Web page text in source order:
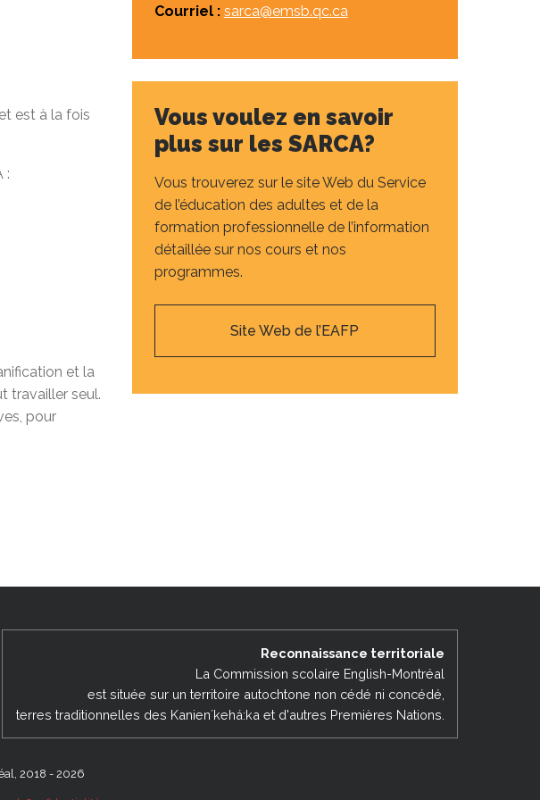
est à la fois
:
et la
travailler seul.
pour
Courriel : sarca@emsb.qc.ca
Vous voulez en savoir
plus sur les SARCA?
Vous trouverez sur le site Web du Service
de l’éducation des adultes et de la
formation professionnelle de l’information
détaillée sur nos cours et nos
programmes.
Site Web de l’EAFP
Reconnaissance territoriale
La Commission scolaire English-Montréal
est située sur un territoire autochtone non cédé ni concédé,
terres traditionnelles des Kanienʼkehá:ka et d'autres Premières Nations.
2018 - 2026